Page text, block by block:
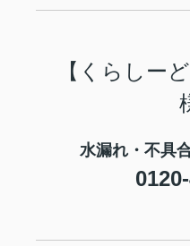
【くらしー
水漏れ・不具